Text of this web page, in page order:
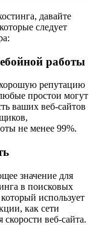
давайте
следует
работы
хорошую репутацию
простои могут
ваших веб-сайтов
не менее 99%.
значение для
в поисковых
использует
как сети
веб-сайта.